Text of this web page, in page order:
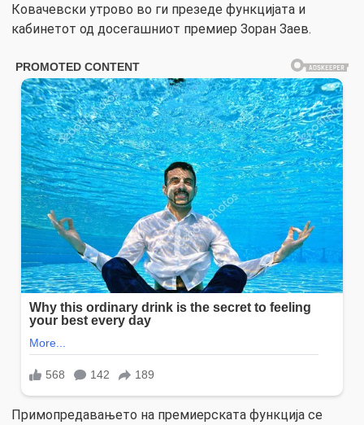
Ковачевски утрово во ги презеде функцијата и
кабинетот од досегашниот премиер Зоран Заев.
Примопредавањето на премиерската функција се